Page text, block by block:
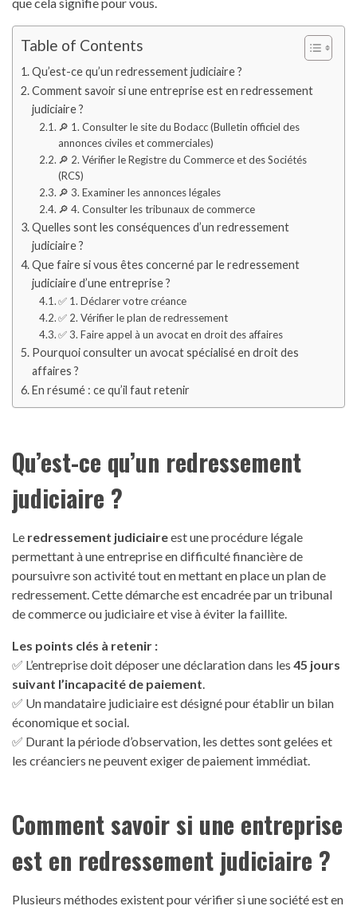
Table of Contents
Qu’est-ce qu’un redressement judiciaire ?
Comment savoir si une entreprise est en redressement
judiciaire ?
🔎 1. Consulter le site du Bodacc (Bulletin officiel des
annonces civiles et commerciales)
🔎 2. Vérifier le Registre du Commerce et des Sociétés
(RCS)
🔎 3. Examiner les annonces légales
🔎 4. Consulter les tribunaux de commerce
Quelles sont les conséquences d’un redressement
judiciaire ?
Que faire si vous êtes concerné par le redressement
judiciaire d’une entreprise ?
✅ 1. Déclarer votre créance
✅ 2. Vérifier le plan de redressement
✅ 3. Faire appel à un avocat en droit des affaires
Pourquoi consulter un avocat spécialisé en droit des
affaires ?
En résumé : ce qu’il faut retenir
Qu’est-ce qu’un redressement
judiciaire ?
Le redressement judiciaireest une procédure légale
permettant à une entreprise en difficulté financière de
poursuivre son activité tout en mettant en place un plan de
redressement. Cette démarche est encadrée par un tribunal
de commerce ou judiciaire et vise à éviter la faillite.
Les points clés à retenir :
✅ L’entreprise doit déposer une déclaration dans les 45 jours
suivant l’incapacité de paiement.
✅ Un mandataire judiciaire est désigné pour établir un bilan
économique et social.
✅ Durant la période d’observation, les dettes sont gelées et
les créanciers ne peuvent exiger de paiement immédiat.
Comment savoir si une entreprise
est en redressement judiciaire ?
Plusieurs méthodes existent pour vérifier si une société est en